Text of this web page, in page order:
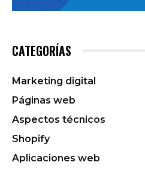
CATEGORÍAS
Marketing digital
Páginas web
Aspectos técnicos
Shopify
Aplicaciones web